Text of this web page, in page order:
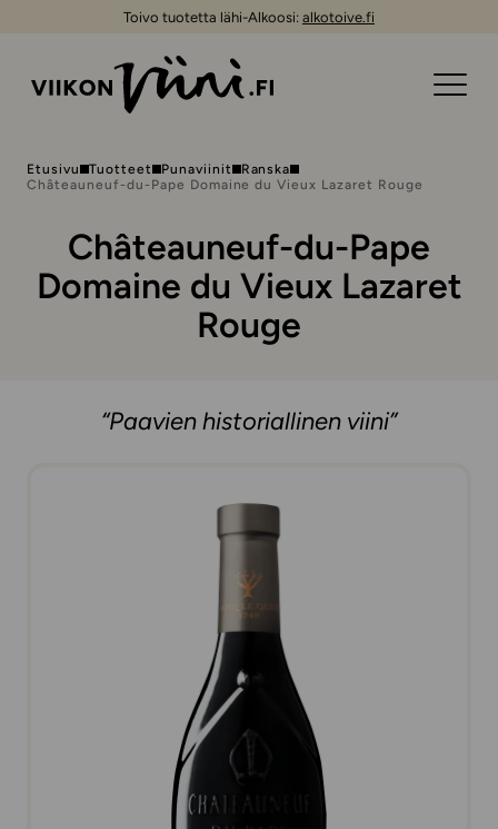
Toivo tuotetta lähi-Alkoosi: alkotoive.fi
Etusivu Tuotteet Punaviinit
Ranska
Châteauneuf-du-Pape Domaine du Vieux Lazaret Rouge
Châteauneuf-du-Pape
Domaine du Vieux Lazaret
Rouge
“Paavien historiallinen viini”